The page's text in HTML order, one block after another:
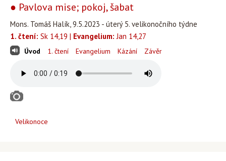
● Pavlova mise; pokoj, šabat
Mons. Tomáš Halík, 9.5.2023 - úterý 5. velikonočního týdne
1. čtení: Sk 14,19 | Evangelium: Jan 14,27
Úvod 1. čtení Evangelium Kázání Závěr
Velikonoce